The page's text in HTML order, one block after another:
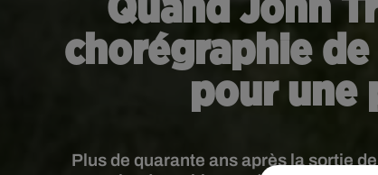
Quand John
chorégraphie de
pour une
Plus de quarante ans après la sortie